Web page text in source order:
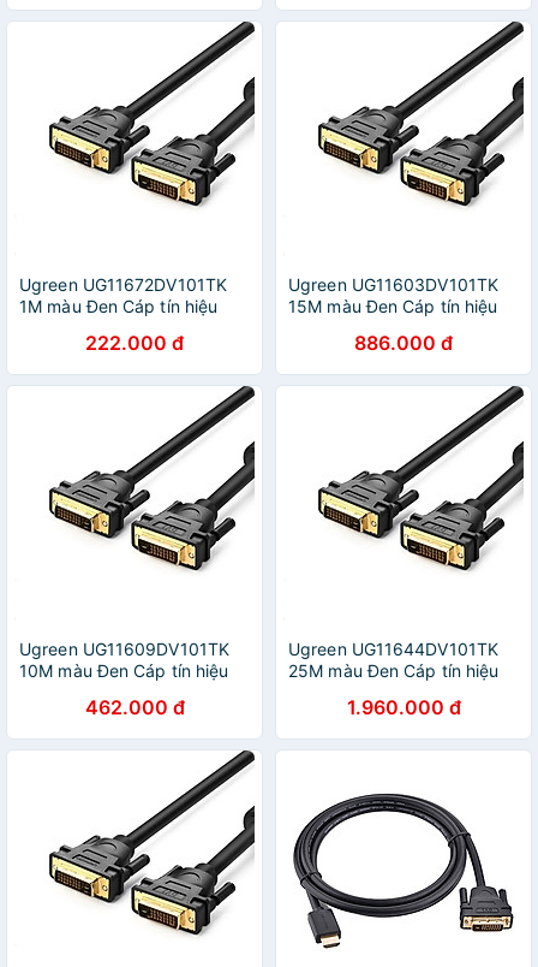
Ugreen UG11672DV101TK
1M màu Đen Cáp tín hiệu
222.000 đ
Ugreen UG11603DV101TK
15M màu Đen Cáp tín hiệu
886.000 đ
Ugreen UG11609DV101TK
10M màu Đen Cáp tín hiệu
462.000 đ
Ugreen UG11644DV101TK
25M màu Đen Cáp tín hiệu
1.960.000 đ